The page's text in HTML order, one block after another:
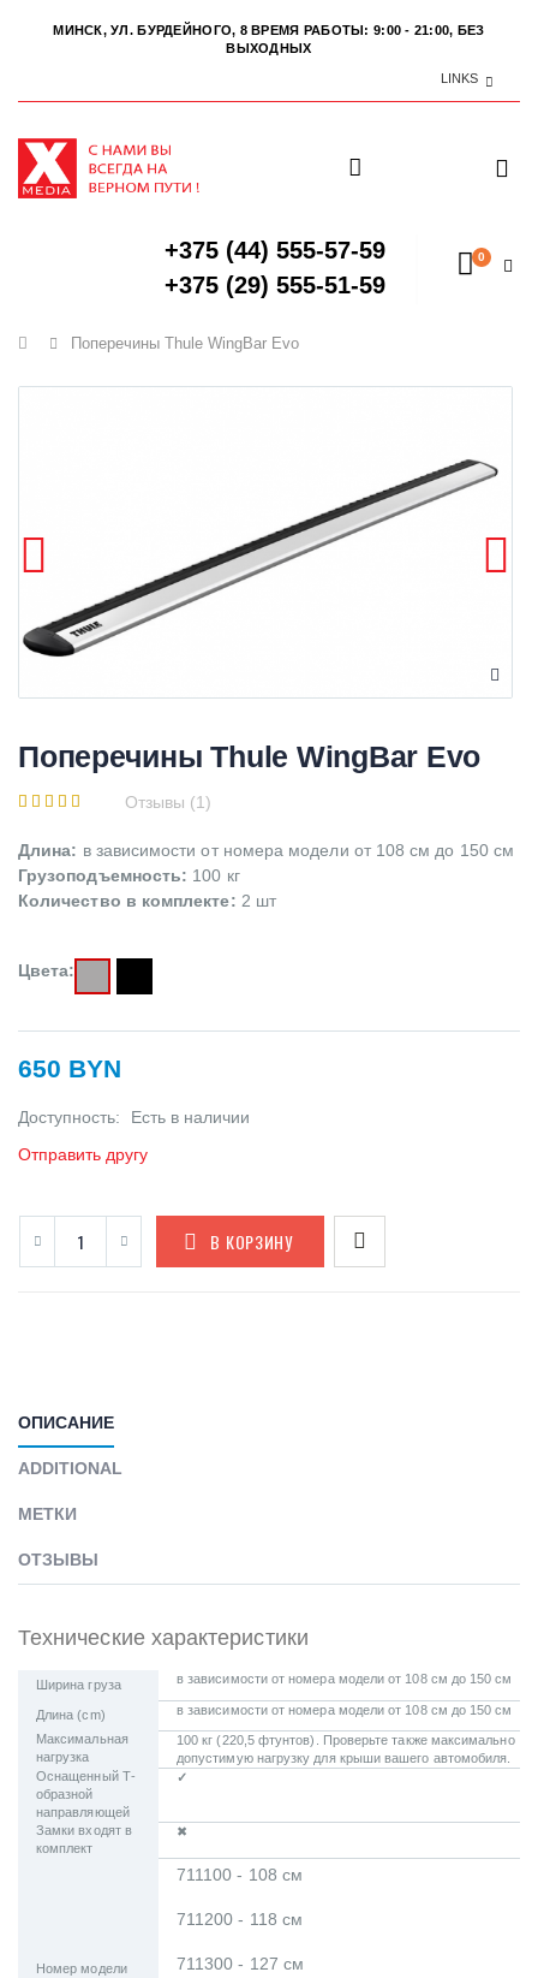
МИНСК, УЛ. БУРДЕЙНОГО, 8 ВРЕМЯ РАБОТЫ: 9:00 - 21:00, БЕЗ
ВЫХОДНЫХ
LINKS
+375 (44) 555-57-59
+375 (29) 555-51-59
0
Главная
Поперечины Thule WingBar Evo
Поперечины Thule WingBar Evo
Отзывы (1)
Длина: в зависимости от номера модели от 108 см до 150 см
Грузоподъемность: 100 кг
Количество в комплекте: 2 шт
Цвета:
650 BYN
Доступность:
Есть в наличии
Отправить другу
В КОРЗИНУ
ОПИСАНИЕ
ADDITIONAL
МЕТКИ
ОТЗЫВЫ
Технические характеристики
Ширина груза в зависимости от номера модели от 108 см до 150 см
Длина (cm)
в зависимости от номера модели от 108 см до 150 см
Максимальная
нагрузка
100 кг (220,5 фтунтов). Проверьте также максимально
допустимую нагрузку для крыши вашего автомобиля.
Оснащенный Т-
образной
направляющей
✓
Замки входят в
комплект
✖
Номер модели
711100 - 108 cм
711200 - 118 cм
711300 - 127 cм